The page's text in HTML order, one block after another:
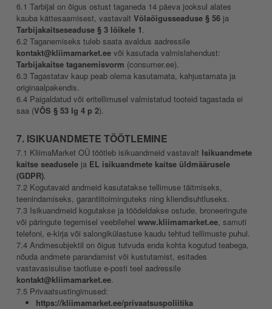
6.1 Tarbijal on õigus ostust taganeda 14 päeva jooksul alates
kauba kättesaamisest, vastavalt Võlaõigusseaduse § 56 ja
Tarbijakaitseseaduse § 3 lõikele 1.
6.2 Taganemiseks tuleb saata avaldus aadressile
kontakt@kliimamarket.ee või kasutada valmislahendust:
Tarbijakaitse taganemisvorm (consumer.ee).
6.3 Tagastatav kaup peab olema kasutamata, kahjustamata ja
originaalpakendis.
6.4 Paigaldatud või eritellimusel valmistatud tooteid tagastada ei
saa (VÕS § 53 lg 4 p 2).
7. ISIKUANDMETE TÖÖTLEMINE
7.1 KliimaMarket OÜ töötleb isikuandmeid vastavalt Isikuandmete
kaitse seadusele ja EL isikuandmete kaitse üldmäärusele
(GDPR).
7.2 Kogutavaid andmeid kasutatakse tellimuse täitmiseks,
teenindamiseks, garantiitoiminguteks ning kliendisuhtluseks.
7.3 Isikuandmeid kogutakse ja töödeldakse ostude, broneeringute
või päringute tegemisel veebilehel www.kliimamarket.ee, samuti
telefoni, e-kirja või salongikülastuse kaudu tehtud tellimuste puhul.
7.4 Andmesubjektil on õigus tutvuda enda kohta kogutud teabega,
nõuda andmete parandamist või kustutamist, esitades
vastavasisulise taotluse e-posti teel aadressile
kontakt@kliimamarket.ee.
7.5 Privaatsustingimused:
https://kliimamarket.ee/privaatsuspoliitika